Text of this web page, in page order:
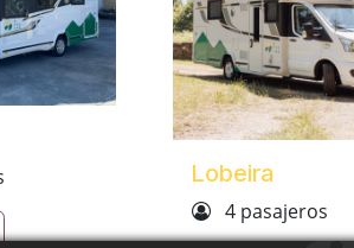
Lobeira
4 pasajeros